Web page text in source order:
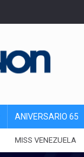
ANIVERSARIO 65
MISS VENEZUELA